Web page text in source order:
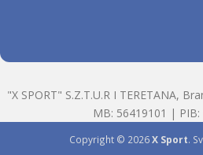
"X SPORT" S.Z.T.U.R I TERETANA,
MB: 56419101 | PIB:
Copyright © 2026X Sport.